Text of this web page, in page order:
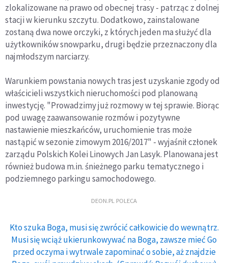
zlokalizowane na prawo od obecnej trasy - patrząc z dolnej
stacji w kierunku szczytu. Dodatkowo, zainstalowane
zostaną dwa nowe orczyki, z których jeden ma służyć dla
użytkowników snowparku, drugi będzie przeznaczony dla
najmłodszym narciarzy.
Warunkiem powstania nowych tras jest uzyskanie zgody od
właścicieli wszystkich nieruchomości pod planowaną
inwestycję. "Prowadzimy już rozmowy w tej sprawie. Biorąc
pod uwagę zaawansowanie rozmów i pozytywne
nastawienie mieszkańców, uruchomienie tras może
nastąpić w sezonie zimowym 2016/2017" - wyjaśnił członek
zarządu Polskich Kolei Linowych Jan Lasyk. Planowana jest
również budowa m.in. śnieżnego parku tematycznego i
podziemnego parkingu samochodowego.
DEON.PL POLECA
Kto szuka Boga, musi się zwrócić całkowicie do wewnątrz.
Musi się wciąż ukierunkowywać na Boga, zawsze mieć Go
przed oczyma i wytrwale zapominać o sobie, aż znajdzie